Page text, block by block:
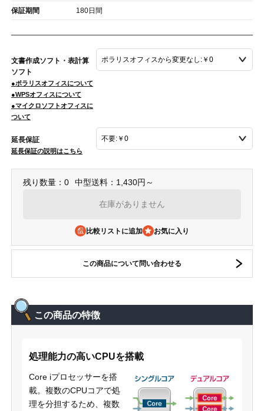
保証期間 180日間
文書作成ソフト・表計算
ソフト
●ポラリスオフィスについて
●WPSオフィスについて
●マイクロソフトオフィスに
ついて
延長保証
延長保証の説明はこちら
残り数量：0 中型送料：1,430円～
在庫がありません
比較リストに追加
この商品について問い合わせる
この商品の特徴
処理能力の高いCPUを搭載
Core iプロセッサーを搭
載。複数のCPUコアで処
理を分担するため、複数